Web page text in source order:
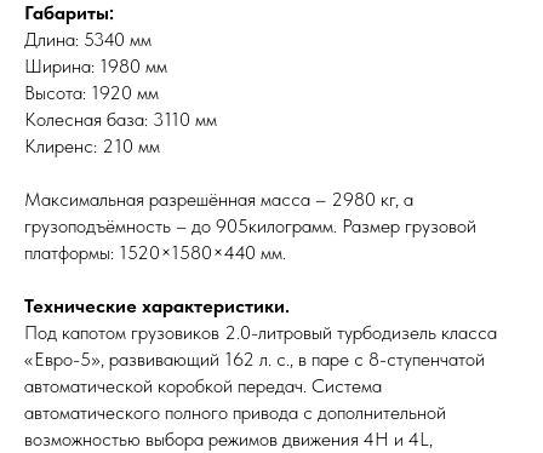
Габариты:
Длина: 5340 мм
Ширина: 1980 мм
Высота: 1920 мм
Колесная база: 3110 мм
Клиренс: 210 мм
Максимальная разрешённая масса – 2980 кг, а
грузоподъёмность – до 905килограмм. Размер грузовой
платформы: 1520×1580×440 мм.
Технические характеристики.
Под капотом грузовиков 2.0-литровый турбодизель класса
«Евро-5», развивающий 162 л. с., в паре с 8-ступенчатой
автоматической коробкой передач. Система
автоматического полного привода с дополнительной
возможностью выбора режимов движения 4H и 4L,